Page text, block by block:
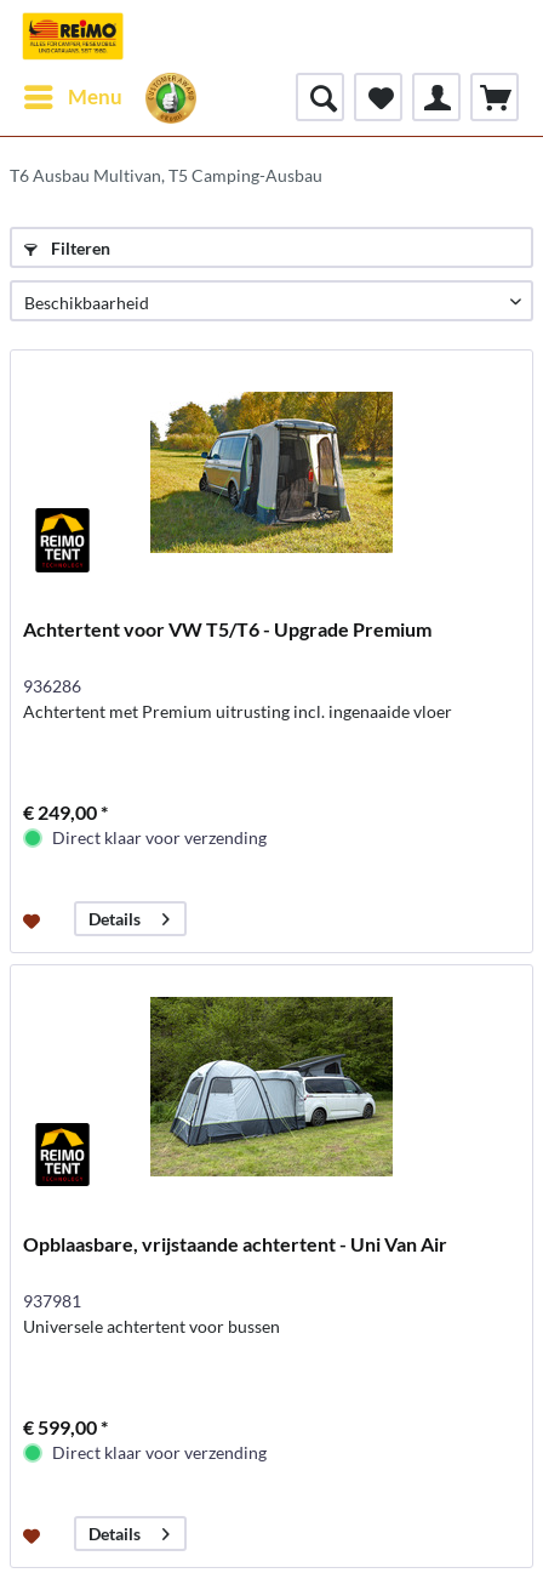
Menu
T6 Ausbau Multivan, T5 Camping-Ausbau
Filteren
Achtertent voor VW T5/T6 - Upgrade Premium
936286
Achtertent met Premium uitrusting incl. ingenaaide vloer
€ 249,00 *
Direct klaar voor verzending
Details
Opblaasbare, vrijstaande achtertent - Uni Van Air
937981
Universele achtertent voor bussen
€ 599,00 *
Direct klaar voor verzending
Details